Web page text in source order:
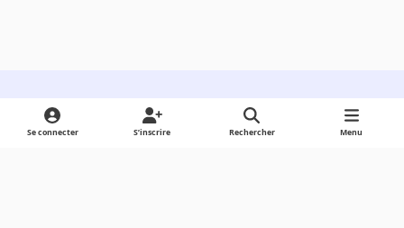
Light ModeDark ModeSystem Preference
Se connecter S’inscrire Rechercher Menu